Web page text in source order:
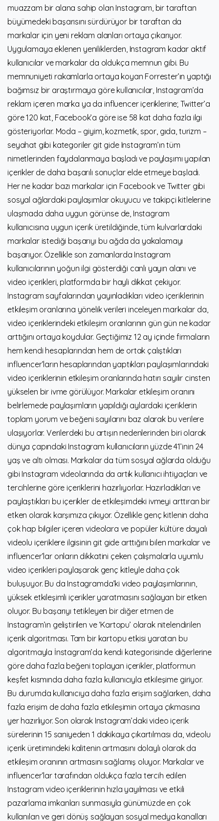
muazzam bir alana sahip olan Instagram, bir taraftan
büyümedeki başarısını sürdürüyor bir taraftan da
markalar için yeni reklam alanları ortaya çıkarıyor.
Uygulamaya eklenen yeniliklerden, Instagram kadar aktif
kullanıcılar ve markalar da oldukça memnun gibi. Bu
memnuniyeti rakamlarla ortaya koyan Forrester’ın yaptığı
bağımsız bir araştırmaya göre kullanıcılar, Instagram’da
reklam içeren marka ya da influencer içeriklerine; Twitter’a
göre 120 kat, Facebook’a göre ise 58 kat daha fazla ilgi
gösteriyorlar. Moda – giyim, kozmetik, spor, gıda, turizm –
seyahat gibi kategoriler git gide Instagram’ın tüm
nimetlerinden faydalanmaya başladı ve paylaşımı yapılan
içerikler de daha başarılı sonuçlar elde etmeye başladı.
Her ne kadar bazı markalar için Facebook ve Twitter gibi
sosyal ağlardaki paylaşımlar okuyucu ve takipçi kitlelerine
ulaşmada daha uygun görünse de, Instagram
kullanıcısına uygun içerik üretildiğinde, tüm kulvarlardaki
markalar istediği başarıyı bu ağda da yakalamayı
başarıyor. Özellikle son zamanlarda Instagram
kullanıcılarının yoğun ilgi gösterdiği canlı yayın alanı ve
video içerikleri, platformda bir hayli dikkat çekiyor.
Instagram sayfalarından yayınladıkları video içeriklerinin
etkileşim oranlarına yönelik verileri inceleyen markalar da,
video içeriklerindeki etkileşim oranlarının gün gün ne kadar
arttığını ortaya koydular. Geçtiğimiz 12 ay içinde firmaların
hem kendi hesaplarından hem de ortak çalıştıkları
influencer’ların hesaplarından yaptıkları paylaşımlarındaki
video içeriklerinin etkileşim oranlarında hatırı sayılır cinsten
yükselen bir ivme görülüyor. Markalar etkileşim oranını
belirlemede paylaşımların yapıldığı aylardaki içeriklerin
toplam yorum ve beğeni sayılarını baz alarak bu verilere
ulaşıyorlar. Verilerdeki bu artışın nedenlerinden biri olarak
dünya çapındaki Instagram kullanıcıların yüzde 41’inin 24
yaş ve altı olması. Markalar da tüm sosyal ağlarda olduğu
gibi Instagram videolarında da artık kullanıcı ihtiyaçları ve
tercihlerine göre içeriklerini hazırlıyorlar. Hazırladıkları ve
paylaştıkları bu içerikler de etkileşimdeki ivmeyi arttıran bir
etken olarak karşımıza çıkıyor. Özellikle genç kitlenin daha
çok hap bilgiler içeren videolara ve popüler kültüre dayalı
videolu içeriklere ilgisinin git gide arttığını bilen markalar ve
influencer’lar onların dikkatini çeken çalışmalarla uyumlu
video içerikleri paylaşarak genç kitleyle daha çok
buluşuyor. Bu da Instagramda’ki video paylaşımlarının,
yüksek etkileşimli içerikler yaratmasını sağlayan bir etken
oluyor. Bu başarıyı tetikleyen bir diğer etmen de
Instagram’ın geliştirilen ve ‘Kartopu’ olarak nitelendirilen
içerik algoritması. Tam bir kartopu etkisi yaratan bu
algoritmayla İnstagram’da kendi kategorisinde diğerlerine
göre daha fazla beğeni toplayan içerikler, platformun
keşfet kısmında daha fazla kullanıcıyla etkileşime giriyor.
Bu durumda kullanıcıya daha fazla erişim sağlarken, daha
fazla erişim de daha fazla etkileşimin ortaya çıkmasına
yer hazırlıyor. Son olarak Instagram’daki video içerik
sürelerinin 15 saniyeden 1 dakikaya çıkartılması da, videolu
içerik üretimindeki kalitenin artmasını dolaylı olarak da
etkileşim oranının artmasını sağlamış oluyor. Markalar ve
influencer’lar tarafından oldukça fazla tercih edilen
Instagram video içeriklerinin hızla yayılması ve etkili
pazarlama imkanları sunmasıyla günümüzde en çok
kullanılan ve geri dönüş sağlayan sosyal medya kanalları